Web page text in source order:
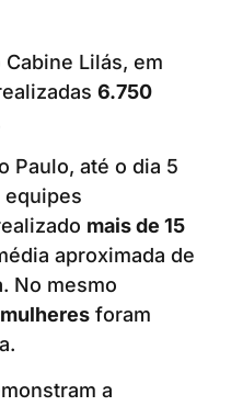
Lilás, em
6.750
Paulo, até o dia 5
equipes
mais de 15
aproximada de
No mesmo
mulheres foram
a